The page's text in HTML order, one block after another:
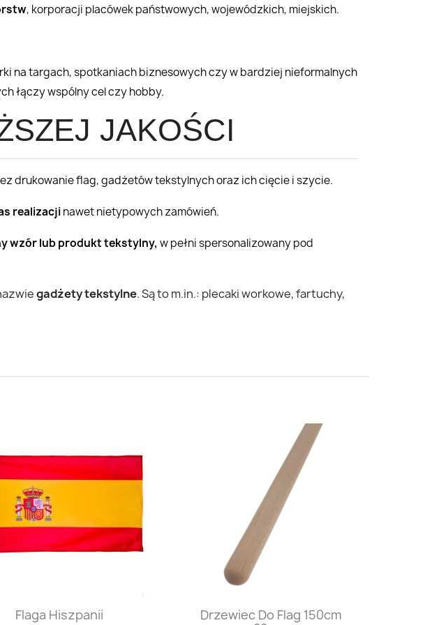
, korporacji placówek państwowych, wojewódzkich, miejskich.
na targach, spotkaniach biznesowych czy w bardziej nieformalnych
łączy wspólny cel czy hobby.
JAKOŚCI
drukowanie flag, gadżetów tekstylnych oraz ich cięcie i szycie.
realizacjinawet nietypowych zamówień.
wzór lub produkt tekstylny, w pełni spersonalizowany pod
gadżety tekstylne. Są to m.in.: plecaki workowe, fartuchy,
Szybki podgląd
Flaga Hiszpanii Szybki podgląd
Drzewiec Do Flag 150cm